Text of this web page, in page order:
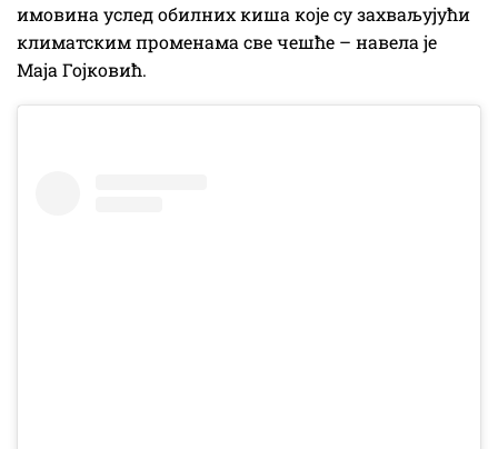
имовина услед обилних киша које су захваљујући
климатским променама све чешће – навела је
Маја Гојковић.